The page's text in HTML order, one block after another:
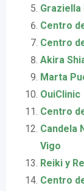
Graziella
Centro
Centro
Akira
Marta
OuiClinic
Centro
Candela
Vigo
Reiki y
Centro